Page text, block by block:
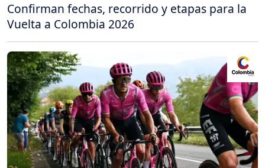
Confirman fechas, recorrido y etapas para la
Vuelta a Colombia 2026